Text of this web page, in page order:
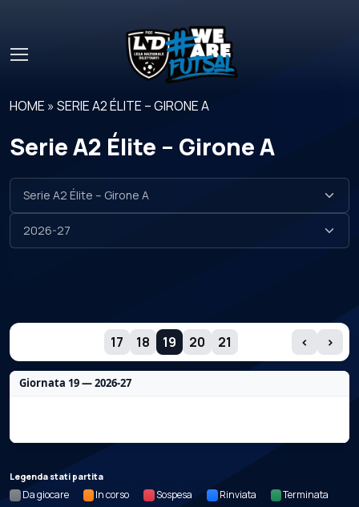
HOME »SERIE A2 ÉLITE – GIRONE A
Serie A2 Élite – Girone A
17 18 19 20 21 ‹ ›
Giornata 19 — 2026-27
Legenda stati partita
Da giocare In corso Sospesa Rinviata Terminata